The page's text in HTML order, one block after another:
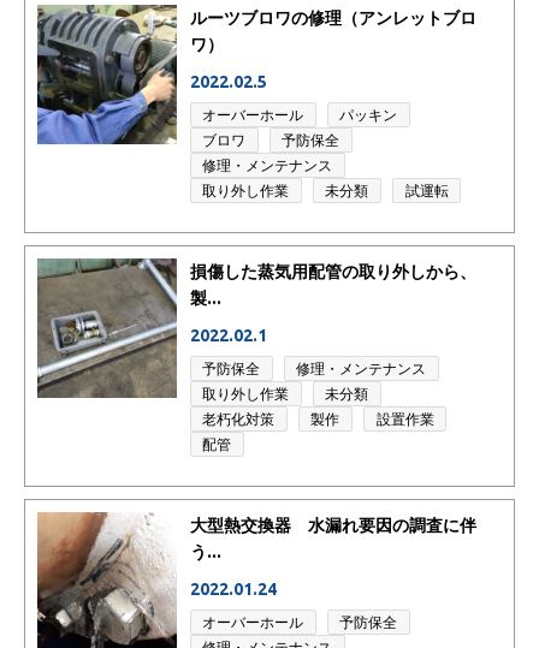
ルーツブロワの修理（アンレットブロ
ワ）
2022.02.5
オーバーホール
パッキン
ブロワ
予防保全
修理・メンテナンス
取り外し作業
未分類 試運転
損傷した蒸気用配管の取り外しから、
製...
2022.02.1
予防保全
修理・メンテナンス
取り外し作業
未分類
老朽化対策
製作
設置作業
配管
大型熱交換器 水漏れ要因の調査に伴
う...
2022.01.24
オーバーホール
予防保全